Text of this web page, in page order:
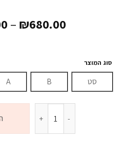
₪680.00
–
סוג המוצר
סט B
A